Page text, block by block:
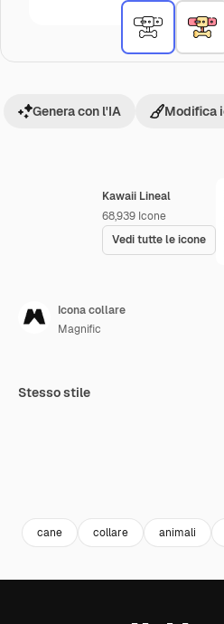
Kawaii Lineal
68,939 Icone
Vedi tutte le icone
Genera con l'IA Modifica
Icona collare
Magnific
Stesso stile
cane collare animali